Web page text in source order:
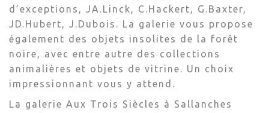
d’exceptions, JA.Linck, C.Hackert, G.Baxter,
JD.Hubert, J.Dubois. La galerie vous propose
également des objets insolites de la forêt
noire, avec entre autre des collections
animalières et objets de vitrine. Un choix
impressionnant vous y attend.
La galerie Aux Trois Siècles à Sallanches